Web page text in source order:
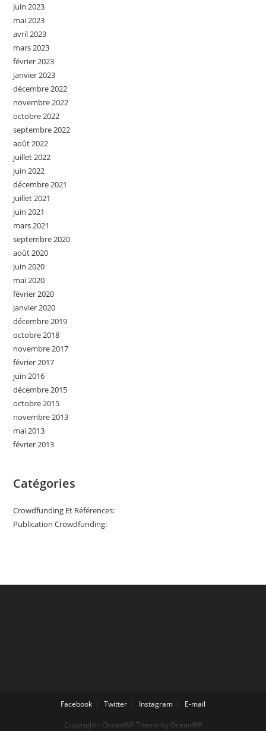
juin 2023
mai 2023
avril 2023
mars 2023
février 2023
janvier 2023
décembre 2022
novembre 2022
octobre 2022
septembre 2022
août 2022
juillet 2022
juin 2022
décembre 2021
juillet 2021
juin 2021
mars 2021
septembre 2020
août 2020
juin 2020
mai 2020
février 2020
janvier 2020
décembre 2019
octobre 2018
novembre 2017
février 2017
juin 2016
décembre 2015
octobre 2015
novembre 2013
mai 2013
février 2013
Catégories
Crowdfunding Et Références:
Publication Crowdfunding:
Facebook Twitter Instagram E-mail
Copyright - OceanWP Theme by OceanWP